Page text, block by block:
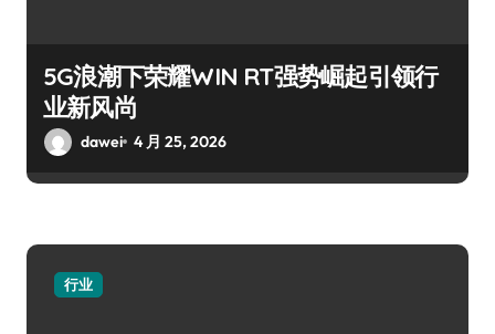
5G浪潮下荣耀WIN RT强势崛起引领行
业新风尚
dawei 4 月 25, 2026
行业